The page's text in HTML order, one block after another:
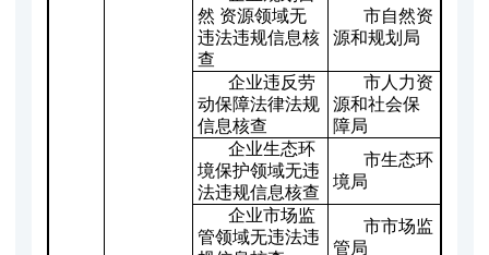
然 资源领域无
违法违规信息核
查
市自然资
源和规划局
企业违反劳
动保障法律法规
信息核查
市人力资
源和社会保
障局
企业生态环
境保护领域无违
法违规信息核查
市生态环
境局
企业市场监
管领域无违法违
市市场监
管局